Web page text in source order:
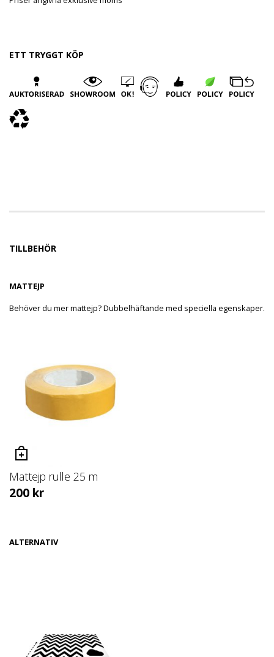
ETT TRYGGT KÖP
TILLBEHÖR
MATTEJP
Behöver du mer mattejp? Dubbelhäftande med speciella egenskaper.
Mattejp rulle 25 m
200 kr
ALTERNATIV